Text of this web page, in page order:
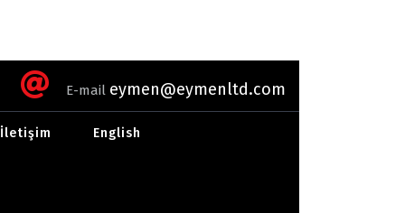
E-mail eymen@eymenltd.com
İletişim English